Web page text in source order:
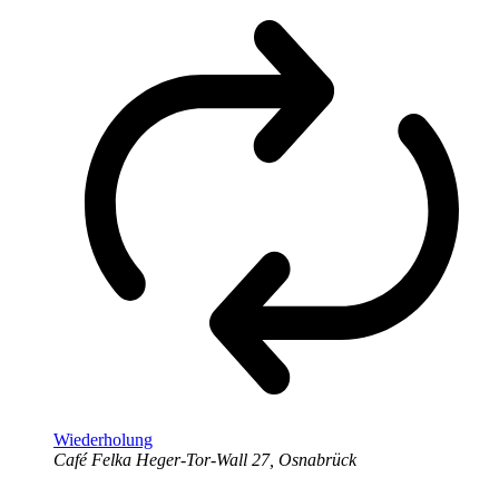
Wiederholung
Café Felka Heger-Tor-Wall 27, Osnabrück